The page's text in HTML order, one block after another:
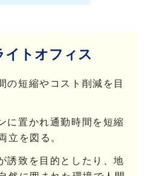
イトオフィス
の短縮やコスト削減を目
に置かれ通勤時間を短縮
立を図る。
誘致を目的としたり、地